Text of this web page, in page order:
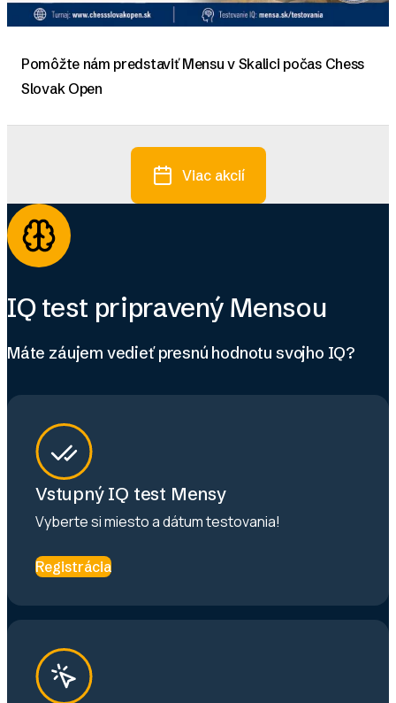
Pomôžte nám predstaviť Mensu v Skalici počas Chess
Slovak Open
Viac akcií
IQ test pripravený Mensou
Máte záujem vedieť presnú hodnotu svojho IQ?
Vstupný IQ test Mensy
Vyberte si miesto a dátum testovania!
Registrácia